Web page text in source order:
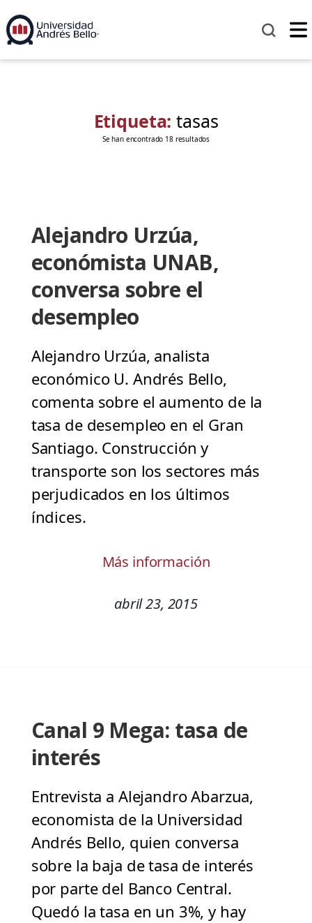
Etiqueta:tasas
Se han encontrado 18 resultados
Alejandro Urzúa,
económista UNAB,
conversa sobre el
desempleo
Alejandro Urzúa, analista
económico U. Andrés Bello,
comenta sobre el aumento de la
tasa de desempleo en el Gran
Santiago. Construcción y
transporte son los sectores más
perjudicados en los últimos
índices.
Más información
abril 23, 2015
Canal 9 Mega: tasa de
interés
Entrevista a Alejandro Abarzua,
economista de la Universidad
Andrés Bello, quien conversa
sobre la baja de tasa de interés
por parte del Banco Central.
Quedó la tasa en un 3%, y hay